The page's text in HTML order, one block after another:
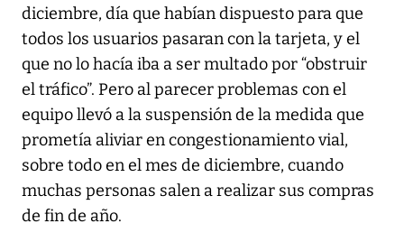
diciembre, día que habían dispuesto para que
todos los usuarios pasaran con la tarjeta, y el
que no lo hacía iba a ser multado por “obstruir
el tráfico”. Pero al parecer problemas con el
equipo llevó a la suspensión de la medida que
prometía aliviar en congestionamiento vial,
sobre todo en el mes de diciembre, cuando
muchas personas salen a realizar sus compras
de fin de año.